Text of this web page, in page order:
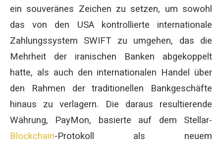
ein souveränes Zeichen zu setzen, um sowohl
das von den USA kontrollierte internationale
Zahlungssystem SWIFT zu umgehen, das die
Mehrheit der iranischen Banken abgekoppelt
hatte, als auch den internationalen Handel über
den Rahmen der traditionellen Bankgeschäfte
hinaus zu verlagern. Die daraus resultierende
Währung, PayMon, basierte auf dem Stellar-
Blockchain-Protokoll als neuem